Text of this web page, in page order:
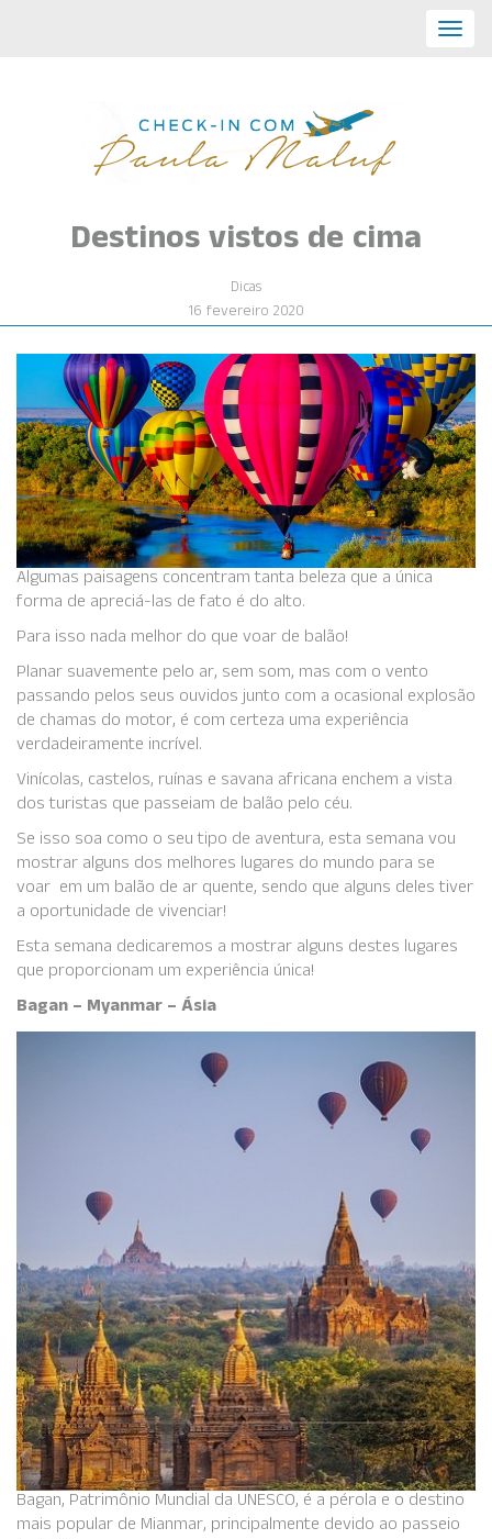
Destinos vistos de cima
Dicas
16 fevereiro 2020
Algumas paisagens concentram tanta beleza que a única
forma de apreciá-las de fato é do alto.
Para isso nada melhor do que voar de balão!
Planar suavemente pelo ar, sem som, mas com o vento
passando pelos seus ouvidos junto com a ocasional explosão
de chamas do motor, é com certeza uma experiência
verdadeiramente incrível.
Vinícolas, castelos, ruínas e savana africana enchem a vista
dos turistas que passeiam de balão pelo céu.
Se isso soa como o seu tipo de aventura, esta semana vou
mostrar alguns dos melhores lugares do mundo para se
voar em um balão de ar quente, sendo que alguns deles tiver
a oportunidade de vivenciar!
Esta semana dedicaremos a mostrar alguns destes lugares
que proporcionam um experiência única!
Bagan – Myanmar – Ásia
Bagan, Patrimônio Mundial da UNESCO, é a pérola e o destino
mais popular de Mianmar, principalmente devido ao passeio